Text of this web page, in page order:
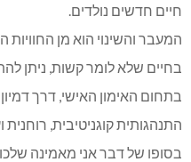
חיים חדשים נולדים.
המעבר והשינוי הוא מן
בחיים שלא לומר קשות, ניתן
התנהגותית קוגניטיבית,
בסופו של דבר אני מאמינה